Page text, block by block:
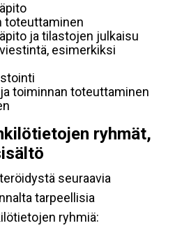
toteuttaminen
ja tilastojen julkaisu
esimerkiksi
toiminnan toteuttaminen
ryhmät,
seuraavia
tarpeellisia
ryhmiä: